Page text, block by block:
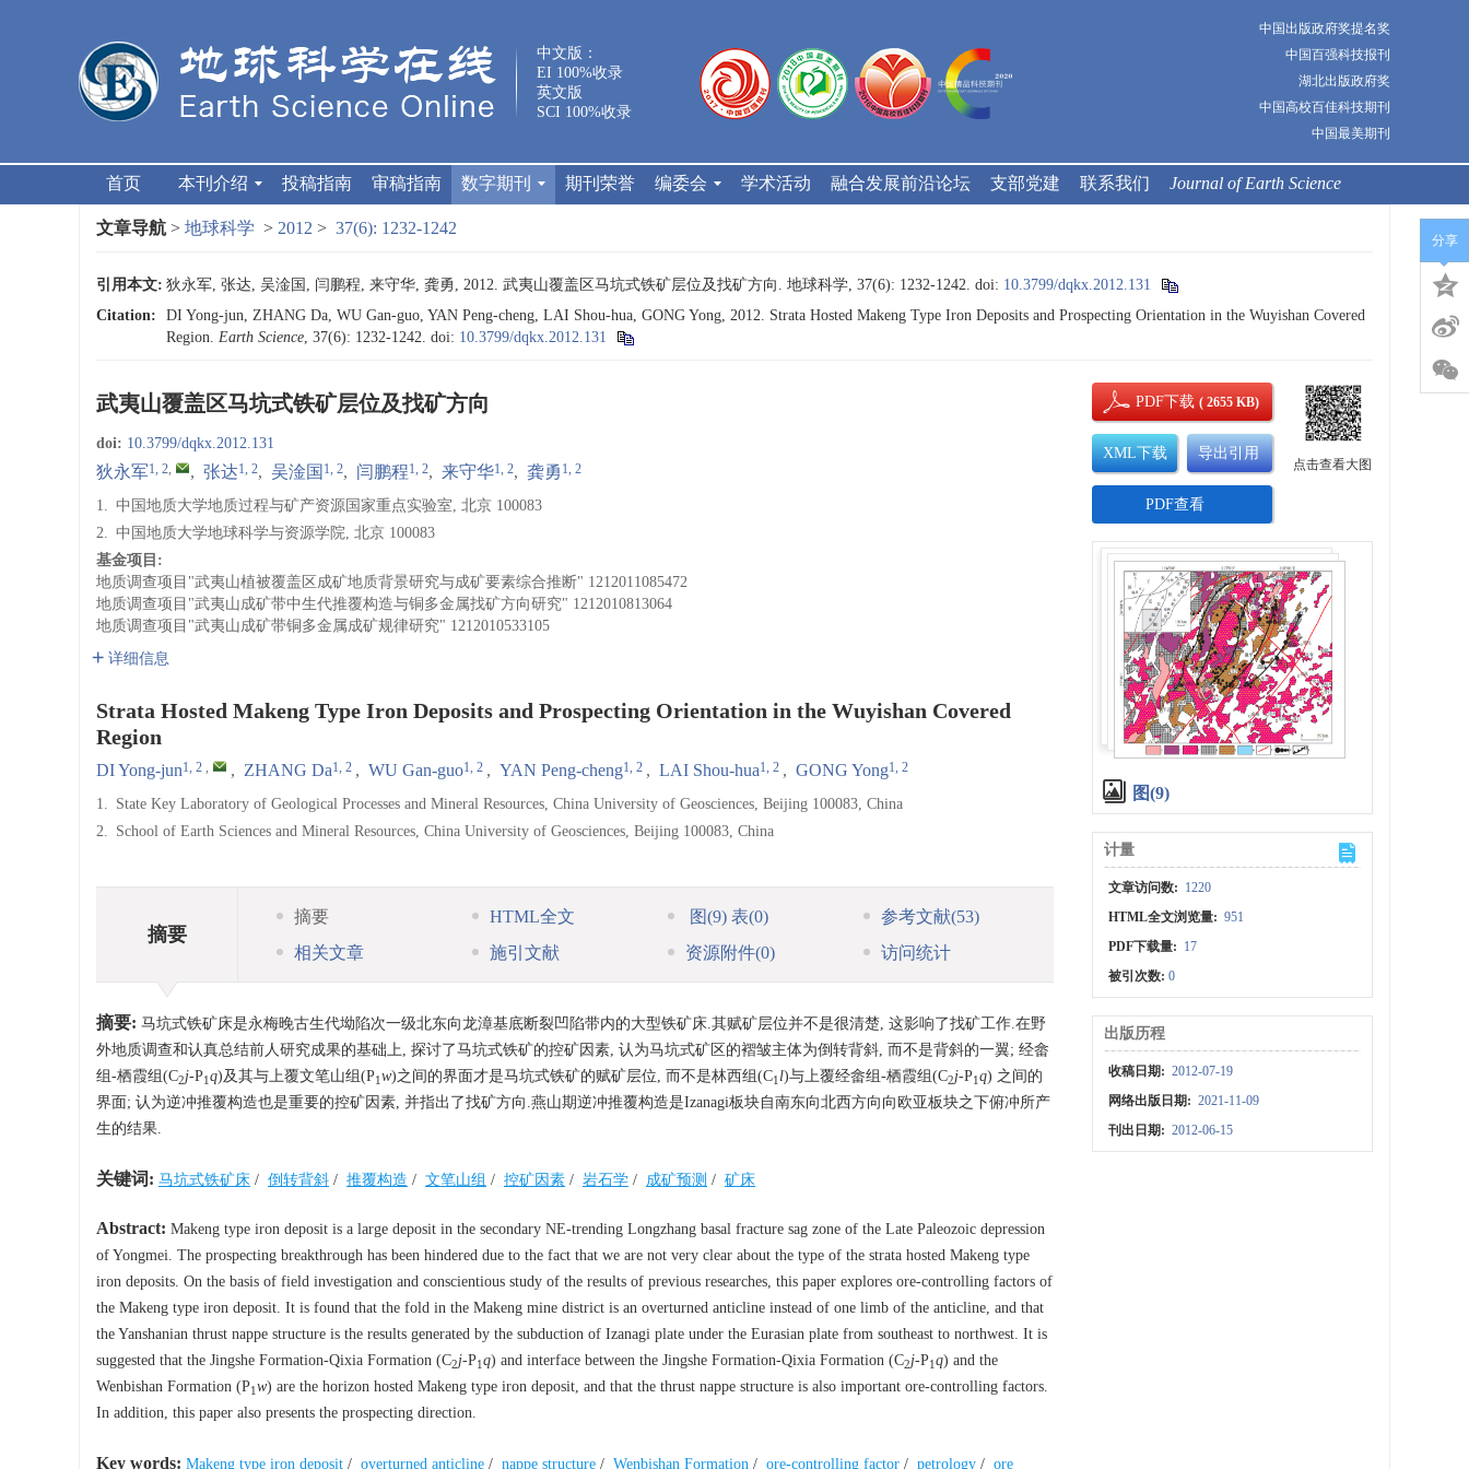
中文版：
EI 100%收录
英文版
SCI 100%收录
中国出版政府奖提名奖
中国百强科技报刊
湖北出版政府奖
中国高校百佳科技期刊
中国最美期刊
首页 本刊介绍 投稿指南 审稿指南 数字期刊 期刊荣誉 编委会 学术活动 融合发展前沿论坛 支部党建 联系我们 Journal of Earth Science
文章导航 > 地球科学 > 2012 > 37(6): 1232-1242
引用本文: 狄永军, 张达, 吴淦国, 闫鹏程, 来守华, 龚勇, 2012. 武夷山覆盖区马坑式铁矿层位及找矿方向. 地球科学, 37(6): 1232-1242. doi: 10.3799/dqkx.2012.131
Citation:
DI Yong-jun, ZHANG Da, WU Gan-guo, YAN Peng-cheng, LAI Shou-hua, GONG Yong, 2012. Strata Hosted Makeng Type Iron Deposits and Prospecting Orientation in the Wuyishan Covered
Region. Earth Science, 37(6): 1232-1242. doi: 10.3799/dqkx.2012.131
武夷山覆盖区马坑式铁矿层位及找矿方向
doi: 10.3799/dqkx.2012.131
狄永军1, 2, , 张达1, 2, 吴淦国 1, 2, 闫鹏程1, 2, 来守华1, 2, 龚勇 1, 2
1. 中国地质大学地质过程与矿产资源国家重点实验室, 北京 100083
2. 中国地质大学地球科学与资源学院, 北京 100083
基金项目:
地质调查项目"武夷山植被覆盖区成矿地质背景研究与成矿要素综合推断" 1212011085472
地质调查项目"武夷山成矿带中生代推覆构造与铜多金属找矿方向研究" 1212010813064
地质调查项目"武夷山成矿带铜多金属成矿规律研究" 1212010533105
详细信息
Strata Hosted Makeng Type Iron Deposits and Prospecting Orientation in the Wuyishan Covered
Region
DI Yong-jun1, 2 , , ZHANG Da1, 2 , WU Gan-guo1, 2 , YAN Peng-cheng1, 2 , LAI Shou-hua1, 2 , GONG Yong1, 2
1. State Key Laboratory of Geological Processes and Mineral Resources, China University of Geosciences, Beijing 100083, China
2. School of Earth Sciences and Mineral Resources, China University of Geosciences, Beijing 100083, China
摘要
摘要 HTML全文 图(9) 表(0) 参考文献(53)
相关文章
施引文献 资源附件(0) 访问统计
摘要: 马坑式铁矿床是永梅晚古生代坳陷次一级北东向龙漳基底断裂凹陷带内的大型铁矿床.其赋矿层位并不是很清楚, 这影响了找矿工作.在野
外地质调查和认真总结前人研究成果的基础上, 探讨了马坑式铁矿的控矿因素, 认为马坑式矿区的褶皱主体为倒转背斜, 而不是背斜的一翼; 经畲
组-栖霞组(C2j-P1 q)及其与上覆文笔山组(P1 w)之间的界面才是马坑式铁矿的赋矿层位, 而不是林西组(C1 l)与上覆经畲组-栖霞组(C2j-P1 q) 之间的
界面; 认为逆冲推覆构造也是重要的控矿因素, 并指出了找矿方向.燕山期逆冲推覆构造是Izanagi板块自南东向北西方向向欧亚板块之下俯冲所产
生的结果.
关键词: 马坑式铁矿床 / 倒转背斜 / 推覆构造 / 文笔山组 / 控矿因素 / 岩石学 / 成矿预测 / 矿床
Abstract: Makeng type iron deposit is a large deposit in the secondary NE-trending Longzhang basal fracture sag zone of the Late Paleozoic depression
of Yongmei. The prospecting breakthrough has been hindered due to the fact that we are not very clear about the type of the strata hosted Makeng type
iron deposits. On the basis of field investigation and conscientious study of the results of previous researches, this paper explores ore-controlling factors of
the Makeng type iron deposit. It is found that the fold in the Makeng mine district is an overturned anticline instead of one limb of the anticline, and that
the Yanshanian thrust nappe structure is the results generated by the subduction of Izanagi plate under the Eurasian plate from southeast to northwest. It is
suggested that the Jingshe Formation-Qixia Formation (C2j-P1 q) and interface between the Jingshe Formation-Qixia Formation (C2j-P1 q) and the
Wenbishan Formation (P1 w) are the horizon hosted Makeng type iron deposit, and that the thrust nappe structure is also important ore-controlling factors.
In addition, this paper also presents the prospecting direction.
Key words: Makeng type iron deposit / overturned anticline / nappe structure / Wenbishan Formation / ore-controlling factor / petrology / ore
PDF下载( 2655 KB)
XML下载 导出引用
PDF查看
点击查看大图
图(9)
计量
文章访问数: 1220
HTML全文浏览量: 951
PDF下载量: 17
被引次数:0
出版历程
收稿日期: 2012-07-19
网络出版日期: 2021-11-09
刊出日期: 2012-06-15
分享